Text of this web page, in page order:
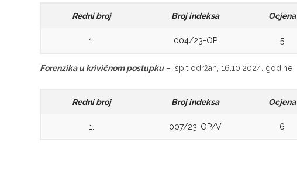
Redni broj Broj indeksa Ocjena
1. 004/23-OP 5
Forenzika u krivičnom postupku– ispit održan, 16.10.2024. godine.
Redni broj Broj indeksa Ocjena
1. 007/23-OP/V 6